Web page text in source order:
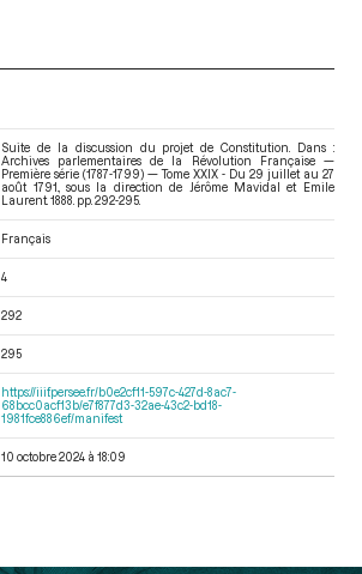
Suite de la discussion du projet de Constitution. Dans :
Archives parlementaires de la Révolution Française —
Première série (1787-1799) — Tome XXIX - Du 29 juillet au 27
août 1791.
, sous la direction de Jérôme Mavidal et Emile
Laurent. 1888. pp. 292-295.
Français
4
292
295
https://iiif.persee.fr/b0e2cf11-597c-427d-8ac7-
68bcc0acf13b/e7f877d3-32ae-43c2-bd18-
1981fce886ef/manifest
10 octobre 2024 à 18:09